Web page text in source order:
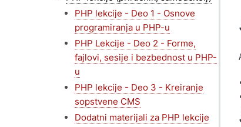
PHP lekcije - Deo 1 - Osnove
programiranja u PHP-u
PHP Lekcije - Deo 2 - Forme,
fajlovi, sesije i bezbednost u PHP-
u
PHP lekcije - Deo 3 - Kreiranje
sopstvene CMS
Dodatni materijali za PHP lekcije